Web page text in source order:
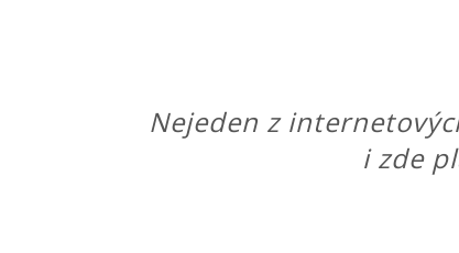
Nejeden z
i zde